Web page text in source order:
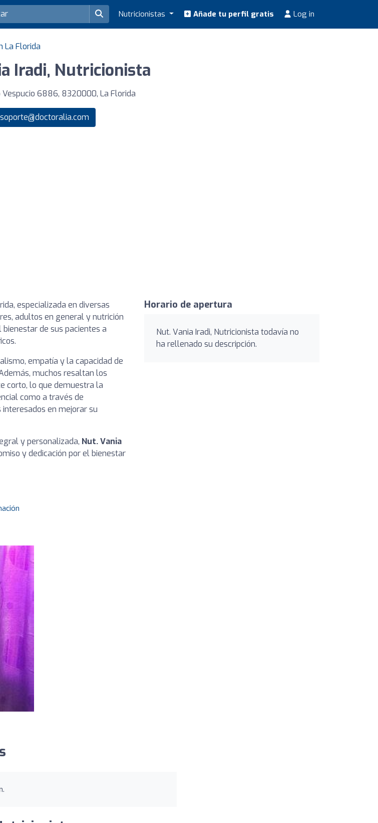
Nutricionistas Añade tu perfil gratis Log in
La Florida
Iradi, Nutricionista
Vespucio 6886, 8320000, La Florida
soporte@doctoralia.com
especializada en diversas
adultos en general y nutrición
de sus pacientes a
empatía y la capacidad de
muchos resaltan los
corto, lo que demuestra la
como a través de
en mejorar su
y personalizada, Nut. Vania
y dedicación por el bienestar
Horario de apertura
Nut. Vania Iradi, Nutricionista todavía no
ha rellenado su descripción.